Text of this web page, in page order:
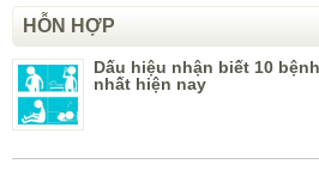
HỖN HỢP
Dấu hiệu nhận biết 10
nhất hiện nay